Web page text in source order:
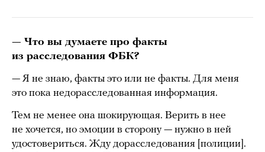
— Что вы думаете про факты
из расследования ФБК?
— Я не знаю, факты это или не факты. Для меня
это пока недорасследованная информация.
Тем не менее она шокирующая. Верить в нее
не хочется, но эмоции в сторону — нужно в ней
удостовериться. Жду дорасследования [полиции].